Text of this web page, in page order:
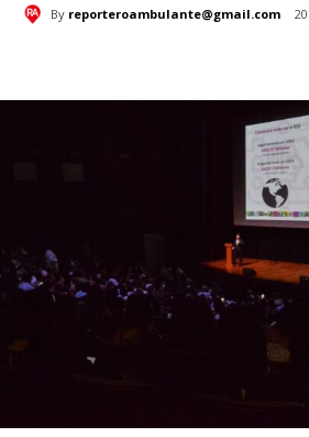
By reporteroambulante@gmail.com